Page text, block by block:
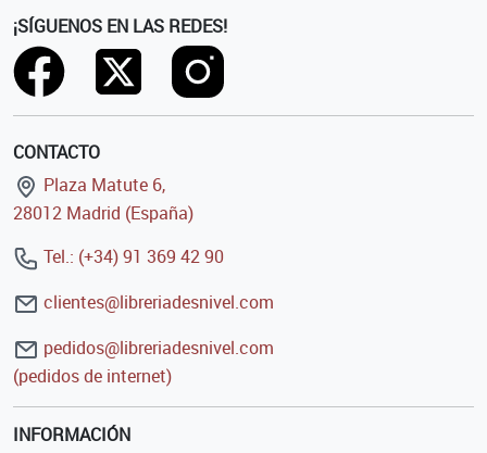
¡SÍGUENOS EN LAS REDES!
CONTACTO
Plaza Matute 6,
28012 Madrid (España)
Tel.: (+34) 91 369 42 90
clientes@libreriadesnivel.com
pedidos@libreriadesnivel.com
(pedidos de internet)
INFORMACIÓN